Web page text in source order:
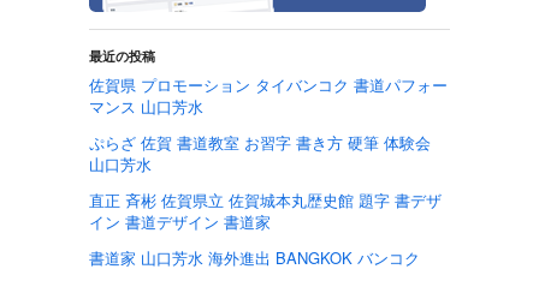
最近の投稿
佐賀県 プロモーション タイバンコク 書道パフォー
マンス 山口芳水
ぷらざ 佐賀 書道教室 お習字 書き方 硬筆 体験会
山口芳水
直正 斉彬 佐賀県立 佐賀城本丸歴史館 題字 書デザ
イン 書道デザイン 書道家
書道家 山口芳水 海外進出 BANGKOK バンコク